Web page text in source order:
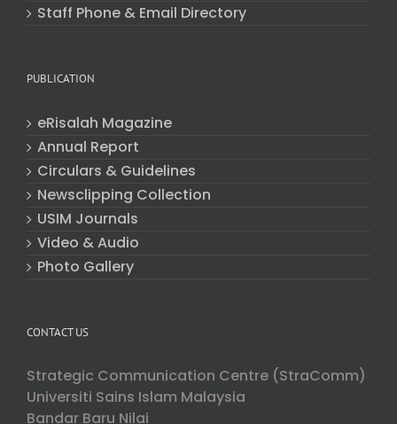
Staff Phone & Email Directory
PUBLICATION
eRisalah Magazine
Annual Report
Circulars & Guidelines
Newsclipping Collection
USIM Journals
Video & Audio
Photo Gallery
CONTACT US
Strategic Communication Centre (StraComm)
Universiti Sains Islam Malaysia
Bandar Baru Nilai